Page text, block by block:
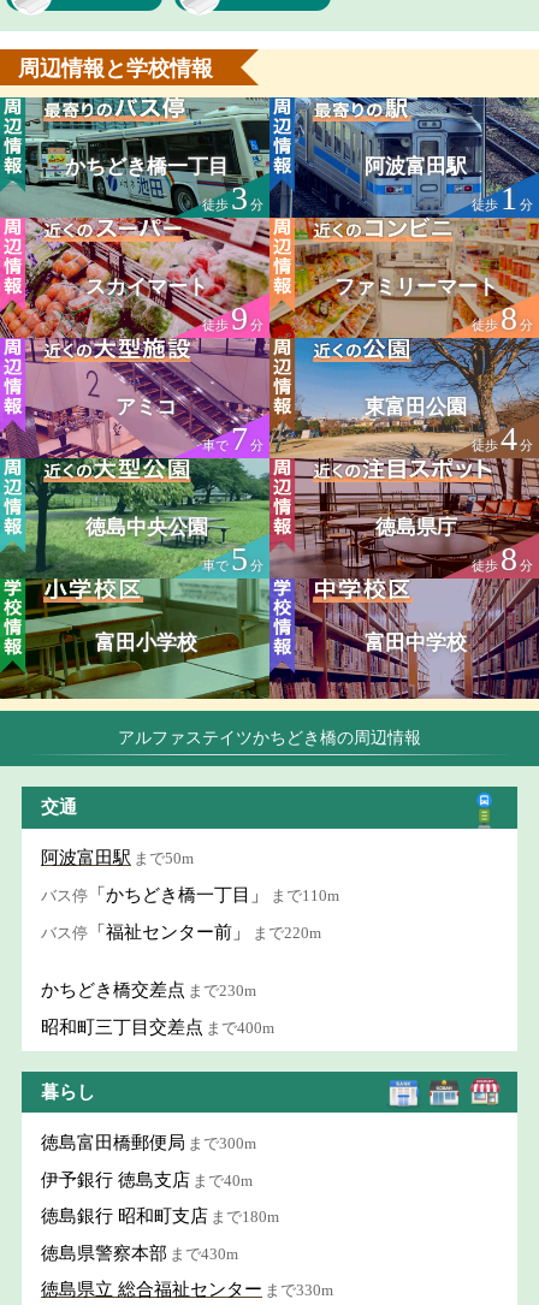
周辺情報と学校情報
かちどき橋一丁目
徒歩3分
阿波富田駅
徒歩1 分
スカイマート
徒歩9分
ファミリーマート
徒歩8分
アミコ
車で7分
東富田公園
徒歩4分
徳島中央公園
車で5 分
徳島県庁
徒歩8分
富田小学校 富田中学校
アルファステイツかちどき橋の周辺情報
交通
阿波富田駅 まで50m
バス停 「かちどき橋一丁目」 まで110m
バス停 「福祉センター前」 まで220m
かちどき橋交差点 まで230m
昭和町三丁目交差点 まで400m
暮らし
徳島富田橋郵便局 まで300m
伊予銀行 徳島支店 まで40m
徳島銀行 昭和町支店 まで180m
徳島県警察本部 まで430m
徳島県立 総合福祉センター まで330m